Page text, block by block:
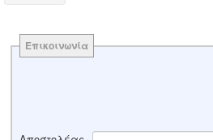
Επικοινωνία